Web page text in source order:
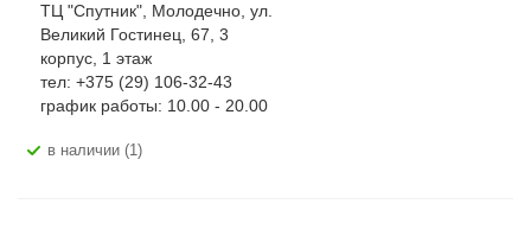
ТЦ "Спутник", Молодечно, ул.
Великий Гостинец, 67, 3
корпус, 1 этаж
тел: +375 (29) 106-32-43
график работы: 10.00 - 20.00
В наличии (1)